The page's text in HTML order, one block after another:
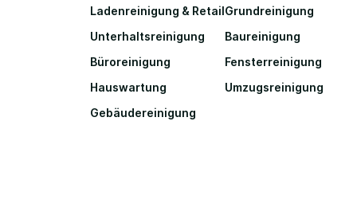
Ladenreinigung & Retail
Unterhaltsreinigung
Büroreinigung
Hauswartung
Gebäudereinigung
Grundreinigung
Baureinigung
Fensterreinigung
Umzugsreinigung